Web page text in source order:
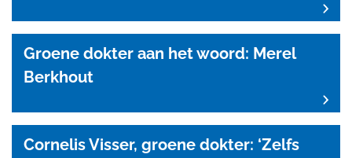
Groene dokter aan het woord: Merel
Berkhout
Cornelis Visser, groene dokter: ‘Zelfs